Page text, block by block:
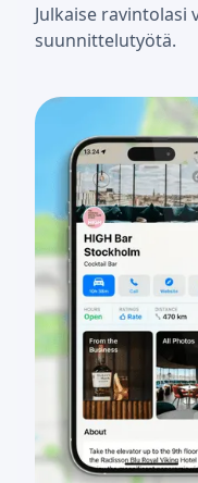
Julkaise
suunnittelutyötä.